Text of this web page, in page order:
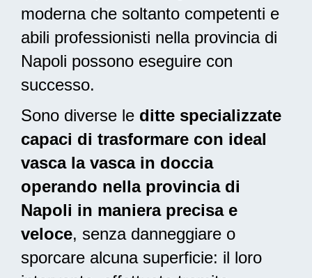
modernache soltanto competenti e
abili professionisti nella provincia di
Napoli possono eseguire con
successo.
Sono diverse le ditte specializzate
capaci di trasformare con ideal
vasca la vasca in doccia
operando nella provincia di
Napoli in maniera precisa e
veloce, senza danneggiare o
sporcare alcuna superficie: il loro